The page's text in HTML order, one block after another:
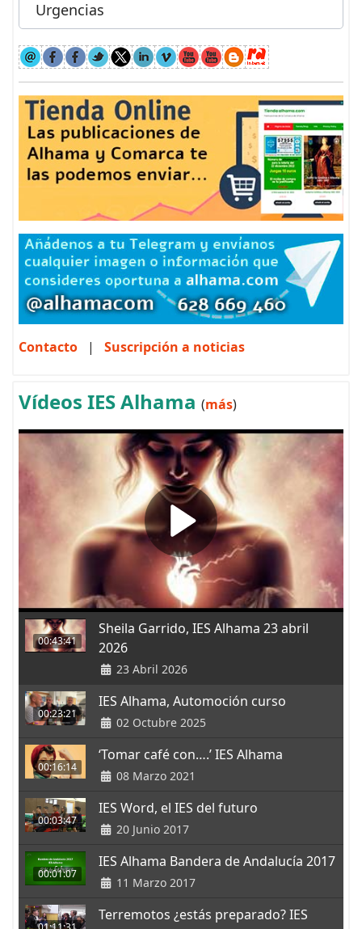
Urgencias
Contacto | Suscripción a noticias
Vídeos IES Alhama (más)
00:43:41
Sheila Garrido, IES Alhama 23 abril
2026
23 Abril 2026
00:23:21
IES Alhama, Automoción curso
02 Octubre 2025
00:16:14
‘Tomar café con….’ IES Alhama
08 Marzo 2021
00:03:47
IES Word, el IES del futuro
20 Junio 2017
00:01:07
IES Alhama Bandera de Andalucía 2017
11 Marzo 2017
Terremotos ¿estás preparado? IES